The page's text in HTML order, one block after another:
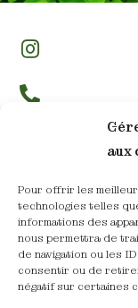
aux
Pour offrir les
technologies telles
informations des
nous permettra de
de navigation ou les
consentir ou de
négatif sur certaines